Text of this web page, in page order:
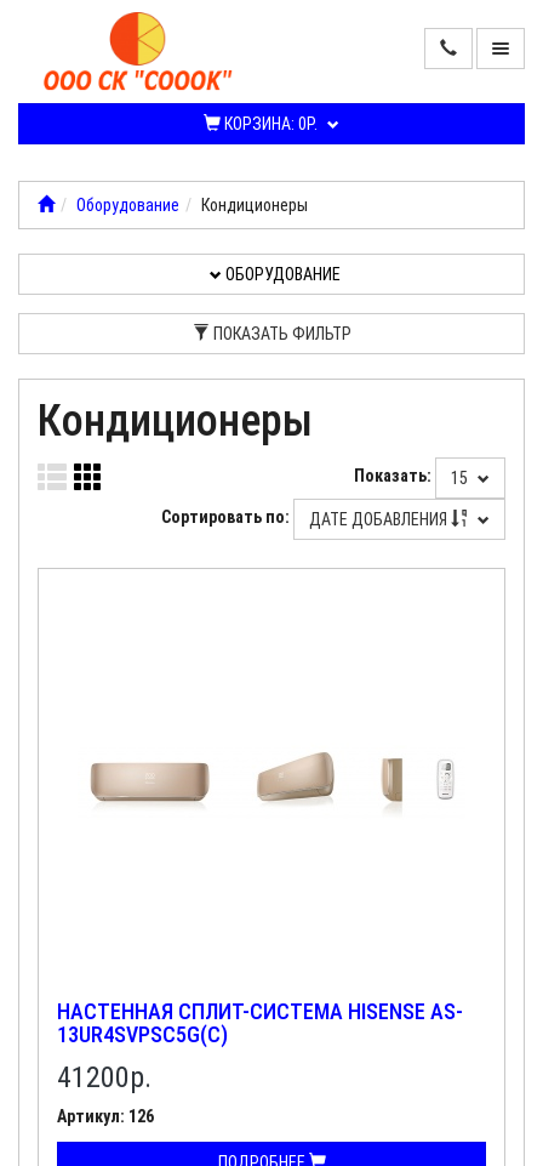
КОРЗИНА: 0Р.
ПРОДАЖА
СИСТЕМ
ОБОРУДОВАНИЕ
КОМПАНИИ
Оборудование Кондиционеры
ОБОРУДОВАНИЕ
ПОКАЗАТЬ ФИЛЬТР
Кондиционеры
Показать: 15
Сортировать по: ДАТЕ ДОБАВЛЕНИЯ
НАСТЕННАЯ СПЛИТ-СИСТЕМА HISENSE AS-
13UR4SVPSC5G(C)
41200р.
Артикул: 126
ПОДРОБНЕЕ